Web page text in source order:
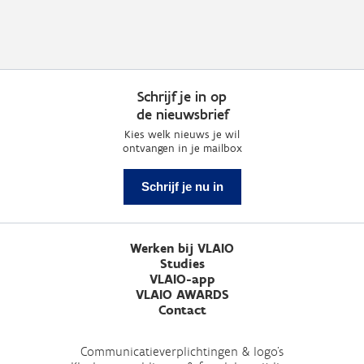
Schrijf je in op
de nieuwsbrief
Kies welk nieuws je wil
ontvangen in je mailbox
Schrijf je nu in
Werken bij VLAIO
Studies
VLAIO-app
VLAIO AWARDS
Contact
Communicatieverplichtingen & logo's